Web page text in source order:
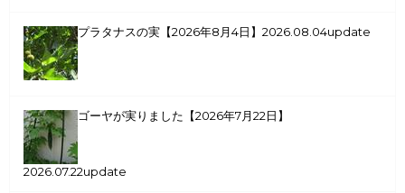
プラタナスの実【2026年8月4日】 2026.08.04update
ゴーヤが実りました【2026年7月22日】
2026.07.22update